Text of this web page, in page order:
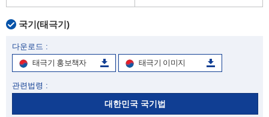
국기(태극기)
다운로드 :
태극기 홍보책자
태극기 이미지
관련법령 :
대한민국 국기법